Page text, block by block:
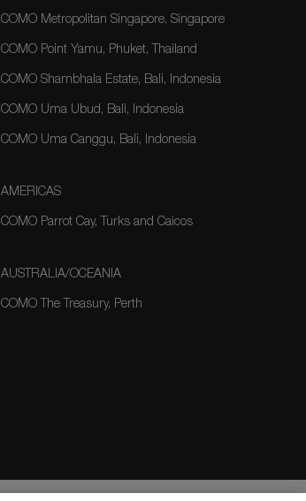
COMO Metropolitan Singapore, Singapore
COMO Point Yamu, Phuket, Thailand
COMO Shambhala Estate, Bali, Indonesia
COMO Uma Ubud, Bali, Indonesia
COMO Uma Canggu, Bali, Indonesia
AMERICAS
COMO Parrot Cay, Turks and Caicos
AUSTRALIA/OCEANIA
COMO The Treasury, Perth